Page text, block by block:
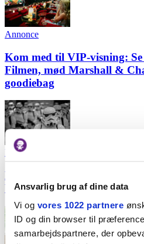
Ansvarlig brug af dine data
Vi og vores 1022 partnere
ID og din browser til
samarbejdspartnere, der
Annonce
Kom med til VIP-visning:
Filmen, mød Marshall &
goodiebag
Kultur
Billetterne ryger hurtigt: Se
Wars-film i Kuppelsal på